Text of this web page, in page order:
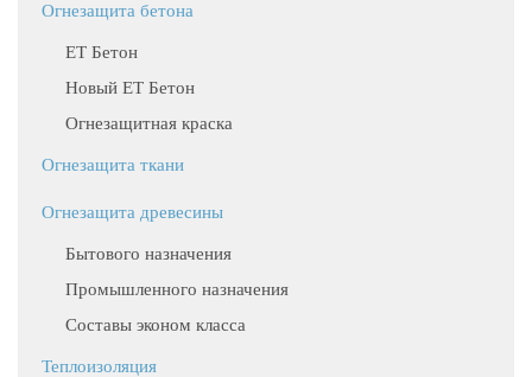
Огнезащита бетона
ЕТ Бетон
Новый ЕТ Бетон
Огнезащитная краска
Огнезащита ткани
Огнезащита древесины
Бытового назначения
Промышленного назначения
Составы эконом класса
Теплоизоляция